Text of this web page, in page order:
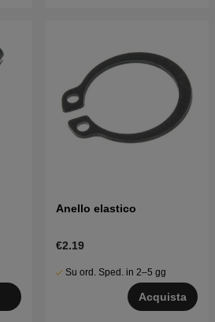
Anello elastico
€2.19
Su ord. Sped. in 2–5 gg
Acquista